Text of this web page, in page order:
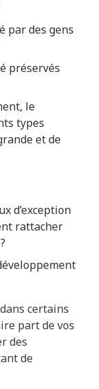
par des gens
préservés
le
types
et de
d’exception
rattacher
certains
part de vos
des
de